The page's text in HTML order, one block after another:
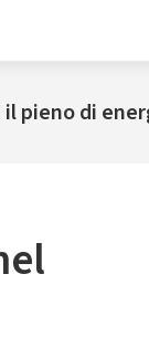
il pieno di